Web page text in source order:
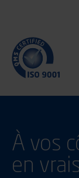
À vos
en